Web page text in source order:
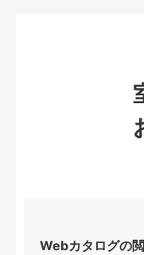
Webカタログの